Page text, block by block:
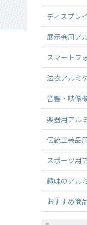
ディスプレ
展示会用ア
スマートフ
法衣アルミ
音響・映像
楽器用アル
伝統工芸品
スポーツ用
趣味のアル
おすすめ商